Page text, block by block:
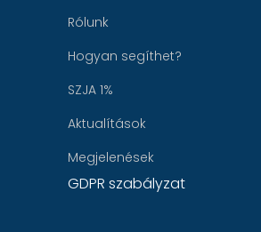
Rólunk
Hogyan segíthet?
SZJA 1%
Aktualítások
Megjelenések
GDPR szabályzat